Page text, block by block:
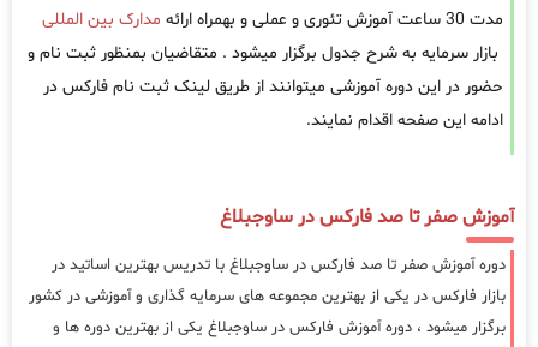
مدت 30 ساعت آموزش تئوری و عملی و بهمراه ارائه
مدارک بین المللی
بازار سرمایه به شرح جدول برگزار میشود . متقاضیان بمنظور ثبت نام و
حضور در این دوره آموزشی میتوانند از طریق لینک ثبت نام فارکس در
ادامه این صفحه اقدام نمایند.
آموزش صفر تا صد فارکس در ساوجبلاغ
دوره آموزش صفر تا صد فارکس در ساوجبلاغ با تدریس بهترین اساتید در
بازار فارکس در یکی از بهترین مجموعه های سرمایه گذاری و آموزشی در کشور
برگزار میشود ، دوره آموزش فارکس در ساوجبلاغ یکی از بهترین دوره ها و